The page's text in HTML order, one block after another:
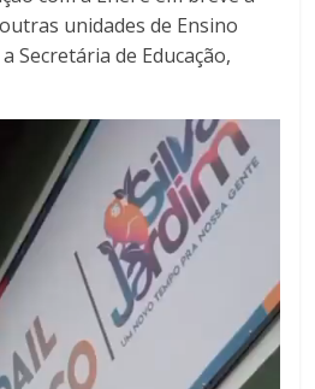
unidades de Ensino
Secretária de Educação,